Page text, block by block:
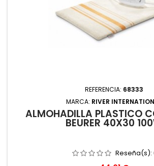
REFERENCIA: 68333
MARCA: RIVER
ALMOHADILLA PLASTICO
BEURER 40X30
Reseña(s):